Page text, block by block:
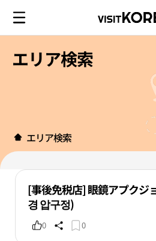
エリア検索
エリア検索
[事後免税店] 眼鏡アプクジ
경 압구정)
0 0